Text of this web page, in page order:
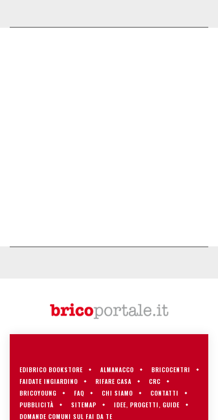
EDIBRICO BOOKSTORE ALMANACCO
BRICOCENTRI
FAIDATE INGIARDINO
RIFARE CASA
CRC
BRICOYOUNG
FAQ CHI SIAMO
CONTATTI
PUBBLICITÀ
SITEMAP
IDEE, PROGETTI, GUIDE
DOMANDE COMUNI SUL FAI DA TE